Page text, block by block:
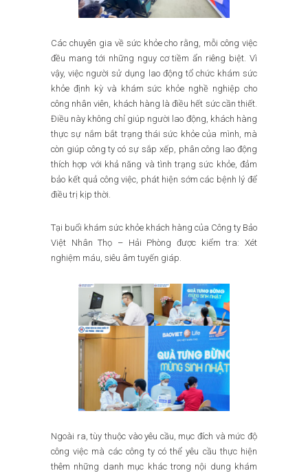
Các chuyên gia về sức khỏe cho rằng, mỗi công việc
đều mang tới những nguy cơ tiềm ẩn riêng biệt. Vì
vậy, việc người sử dụng lao động tổ chức khám sức
khỏe định kỳ và khám sức khỏe nghề nghiệp cho
công nhân viên, khách hàng là điều hết sức cần thiết.
Điều này không chỉ giúp người lao động, khách hàng
thực sự nắm bắt trạng thái sức khỏe của mình, mà
còn giúp công ty có sự sắp xếp, phân công lao động
thích hợp với khả năng và tình trạng sức khỏe, đảm
bảo kết quả công việc, phát hiện sớm các bệnh lý để
điều trị kịp thời.
Tại buổi khám sức khỏe khách hàng của Công ty Bảo
Việt Nhân Thọ – Hải Phòng được kiểm tra: Xét
nghiệm máu, siêu âm tuyến giáp.
Ngoài ra, tùy thuộc vào yêu cầu, mục đích và mức độ
công việc mà các công ty có thể yêu cầu thực hiện
thêm những danh mục khác trong nội dung khám